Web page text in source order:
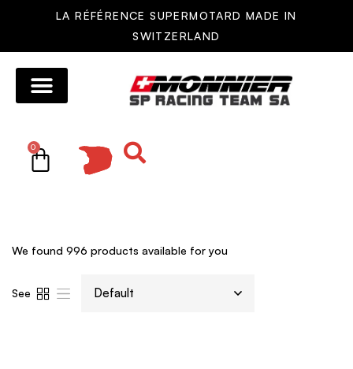
LA RÉFÉRENCE SUPERMOTARD MADE IN
SWITZERLAND
0
We found 996 products available for you
See